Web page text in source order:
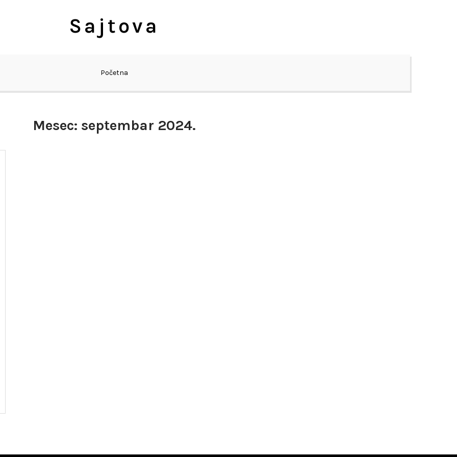
Sajtova
Početna
Mesec: septembar 2024.